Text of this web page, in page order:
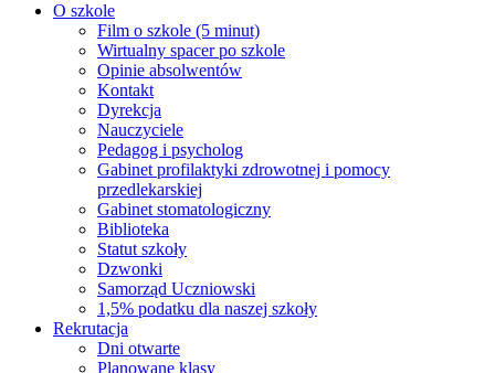
O szkole
Film o szkole (5 minut)
Wirtualny spacer po szkole
Opinie absolwentów
Kontakt
Dyrekcja
Nauczyciele
Pedagog i psycholog
Gabinet profilaktyki zdrowotnej i pomocy
przedlekarskiej
Gabinet stomatologiczny
Biblioteka
Statut szkoły
Dzwonki
Samorząd Uczniowski
1,5% podatku dla naszej szkoły
Rekrutacja
Dni otwarte
Planowane klasy